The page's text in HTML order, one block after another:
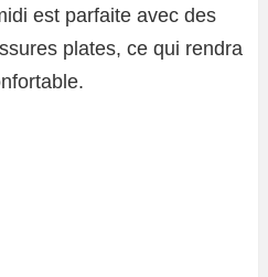
est parfaite avec des
plates, ce qui rendra